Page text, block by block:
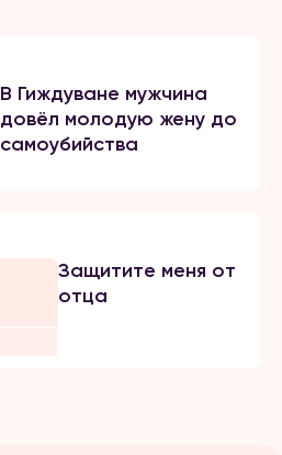
В Гиждуване мужчина
довёл молодую жену до
самоубийства
Защитите меня от
отца